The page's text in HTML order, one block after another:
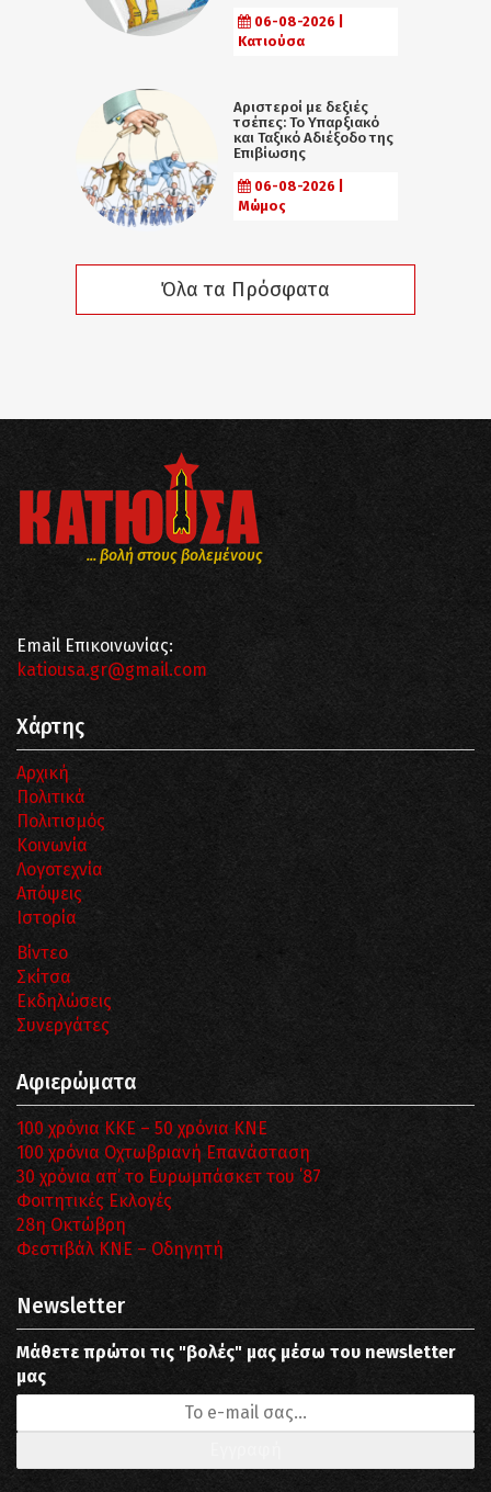
06-08-2026 |
Κατιούσα
Αριστεροί με δεξιές
τσέπες: Το Υπαρξιακό
και Ταξικό Αδιέξοδο της
Επιβίωσης
06-08-2026 |
Μώμος
Όλα τα Πρόσφατα
... βολή στους βολεμένους
Email Επικοινωνίας:
katiousa.gr@gmail.com
Χάρτης
Αρχική
Πολιτικά
Πολιτισμός
Κοινωνία
Λογοτεχνία
Απόψεις
Ιστορία
Βίντεο
Σκίτσα
Εκδηλώσεις
Συνεργάτες
Αφιερώματα
100 χρόνια ΚΚΕ – 50 χρόνια ΚΝΕ
100 χρόνια Οχτωβριανή Επανάσταση
30 χρόνια απ’ το Ευρωμπάσκετ του ΄87
Φοιτητικές Εκλογές
28η Οκτώβρη
Φεστιβάλ ΚΝΕ – Οδηγητή
Newsletter
Μάθετε πρώτοι τις "βολές" μας μέσω του newsletter
μας